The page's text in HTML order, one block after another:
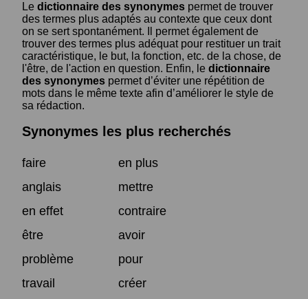
Le dictionnaire des synonymes permet de trouver
des termes plus adaptés au contexte que ceux dont
on se sert spontanément. Il permet également de
trouver des termes plus adéquat pour restituer un trait
caractéristique, le but, la fonction, etc. de la chose, de
l'être, de l'action en question. Enfin, le dictionnaire
des synonymes permet d’éviter une répétition de
mots dans le même texte afin d’améliorer le style de
sa rédaction.
Synonymes les plus recherchés
faire
en plus
anglais
mettre
en effet
contraire
être
avoir
problème
pour
travail
créer